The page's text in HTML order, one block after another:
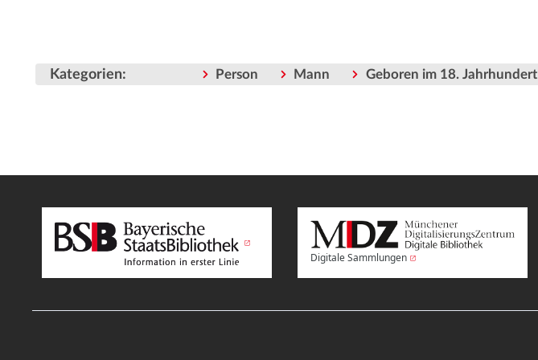
Kategorien: Person Mann Geboren im 18. Jahrhundert
Digitale Sammlungen